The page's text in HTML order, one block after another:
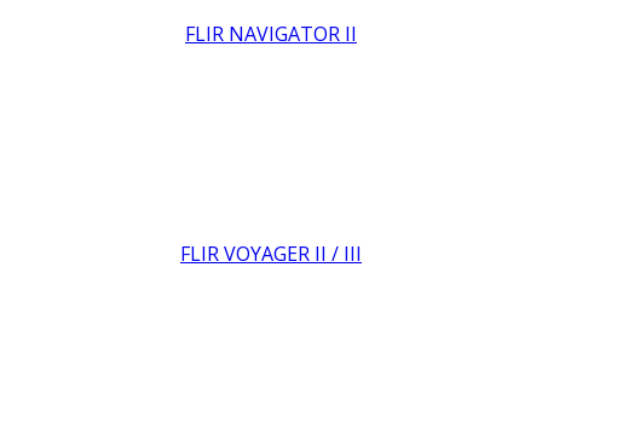
FLIR NAVIGATOR II
FLIR VOYAGER II / III